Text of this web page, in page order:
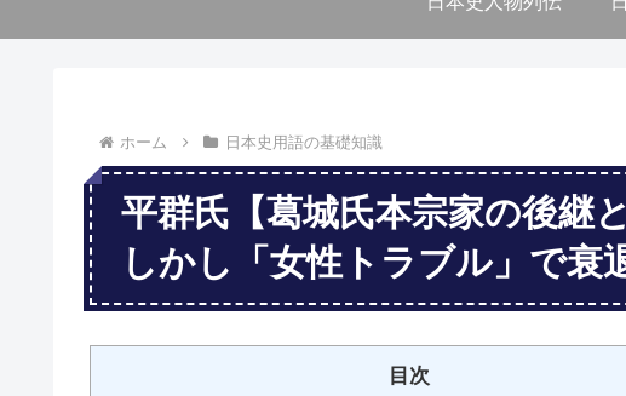
ホーム 日本史用語の基礎知識
平群氏【葛城氏本宗家の後継
しかし「女性トラブル」で衰
目次